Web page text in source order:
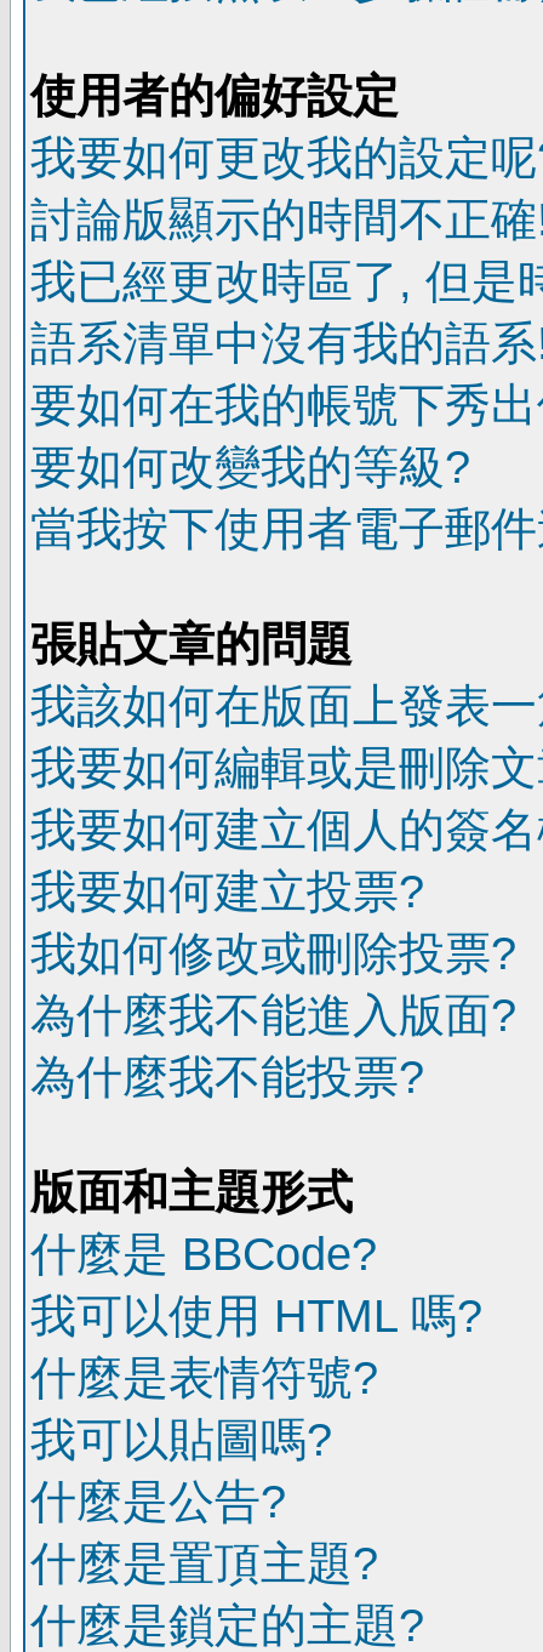
使用者的偏好設定
我要如何更改我的設定
討論版顯示的時間不正
我已經更改時區了, 但是
語系清單中沒有我的語
要如何在我的帳號下秀
要如何改變我的等級?
當我按下使用者電子郵
張貼文章的問題
我該如何在版面上發表
我要如何編輯或是刪除
我要如何建立個人的簽
我要如何建立投票?
我如何修改或刪除投票?
為什麼我不能進入版面?
為什麼我不能投票?
版面和主題形式
什麼是 BBCode?
我可以使用 HTML 嗎?
什麼是表情符號?
我可以貼圖嗎?
什麼是公告?
什麼是置頂主題?
什麼是鎖定的主題?